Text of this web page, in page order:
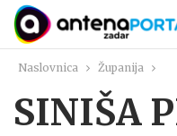
Naslovnica Županija
SINIŠA